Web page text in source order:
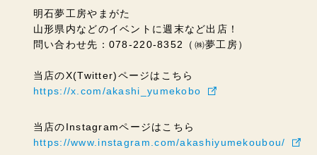
明石夢工房やまがた
山形県内などのイベントに週末など出店！
問い合わせ先：078-220-8352（㈱夢工房）
当店のX(Twitter)ページはこちら
https://x.com/akashi_yumekobo
当店のInstagramページはこちら
https://www.instagram.com/akashiyumekoubou/